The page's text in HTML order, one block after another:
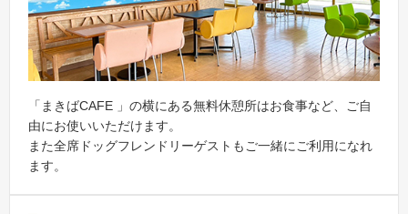
「まきばCAFE 」の横にある無料休憩所はお食事など、ご自
由にお使いいただけます。
また全席ドッグフレンドリーゲストもご一緒にご利用になれ
ます。